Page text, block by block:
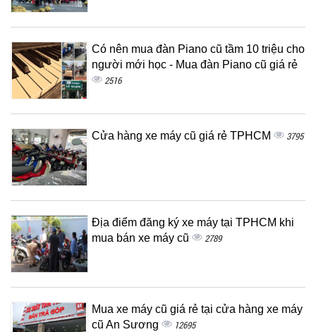
Có nên mua đàn Piano cũ tầm 10 triệu cho
người mới học - Mua đàn Piano cũ giá rẻ
2516
Cửa hàng xe máy cũ giá rẻ TPHCM 3795
Địa điểm đăng ký xe máy tại TPHCM khi
mua bán xe máy cũ
2789
Mua xe máy cũ giá rẻ tại cửa hàng xe máy
cũ An Sương
12695